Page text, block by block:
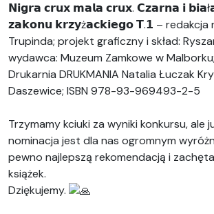
𝗡𝗶𝗴𝗿𝗮 𝗰𝗿𝘂𝘅 𝗺𝗮𝗹𝗮 𝗰𝗿𝘂𝘅. 𝗖𝘇𝗮𝗿𝗻𝗮 𝗶
𝘇𝗮𝗸𝗼𝗻𝘂 𝗸𝗿𝘇𝘆ż𝗮𝗰𝗸𝗶𝗲𝗴𝗼 𝗧.𝟭 – redakcja
Trupinda; projekt graficzny i skład:
wydawca: Muzeum Zamkowe w
Drukarnia DRUKMANIA Natalia Łuczak
Daszewice; ISBN 978-93-969493-2-5
Trzymamy kciuki za wyniki konkursu, ale
nominacja jest dla nas ogromnym
pewno najlepszą rekomendacją i
książek.
Dziękujemy.